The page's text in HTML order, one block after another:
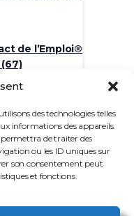
des technologies telles
informations des appareils.
permettra de traiter des
ou les ID uniques sur
son consentement peut
et fonctions.
de l’Emploi®
(67)
(93)